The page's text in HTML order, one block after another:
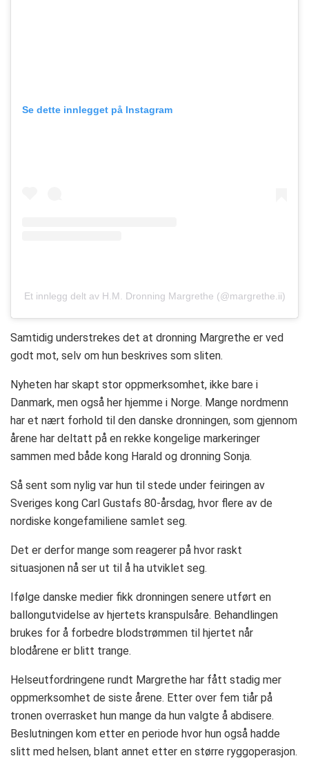
Se dette innlegget på Instagram
Et innlegg delt av H.M. Dronning Margrethe (@margrethe.ii)
Samtidig understrekes det at dronning Margrethe er ved
godt mot, selv om hun beskrives som sliten.
Nyheten har skapt stor oppmerksomhet, ikke bare i
Danmark, men også her hjemme i Norge. Mange nordmenn
har et nært forhold til den danske dronningen, som gjennom
årene har deltatt på en rekke kongelige markeringer
sammen med både kong Harald og dronning Sonja.
Så sent som nylig var hun til stede under feiringen av
Sveriges kong Carl Gustafs 80-årsdag, hvor flere av de
nordiske kongefamiliene samlet seg.
Det er derfor mange som reagerer på hvor raskt
situasjonen nå ser ut til å ha utviklet seg.
Ifølge danske medier fikk dronningen senere utført en
ballongutvidelse av hjertets kranspulsåre. Behandlingen
brukes for å forbedre blodstrømmen til hjertet når
blodårene er blitt trange.
Helseutfordringene rundt Margrethe har fått stadig mer
oppmerksomhet de siste årene. Etter over fem tiår på
tronen overrasket hun mange da hun valgte å abdisere.
Beslutningen kom etter en periode hvor hun også hadde
slitt med helsen, blant annet etter en større ryggoperasjon.